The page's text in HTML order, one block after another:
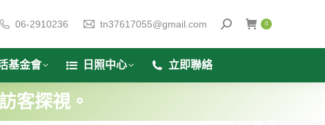
06-2910236 tn37617055@gmail.com 0
基金會 日照中心 立即聯絡
客探視。